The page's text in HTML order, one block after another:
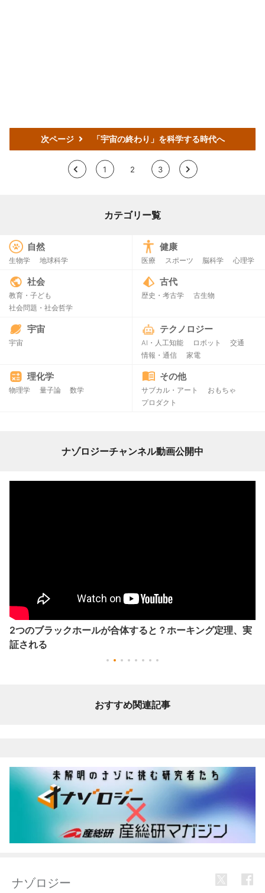
次ページ 「宇宙の終わり」を科学する時代へ
< 1 2 3 >
カテゴリー覧
自然
生物学 地球科学
健康
医療 スポーツ 脳科学 心理学
社会
教育・子ども
社会問題・社会哲学
古代
歴史・考古学 古生物
宇宙
宇宙
テクノロジー
AI・人工知能 ロボット
交通
情報・通信
家電
理化学
物理学 量子論 数学
その他
サブカル・アート
おもちゃ
プロダクト
ナゾロジーチャンネル動画公開中
2つのブラックホールが合体すると？ホーキング定理、実
証される
おすすめ関連記事
ナゾロジー